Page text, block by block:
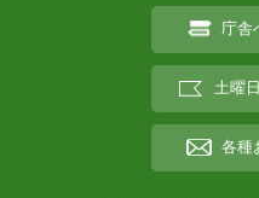
庁舎
土曜
各種